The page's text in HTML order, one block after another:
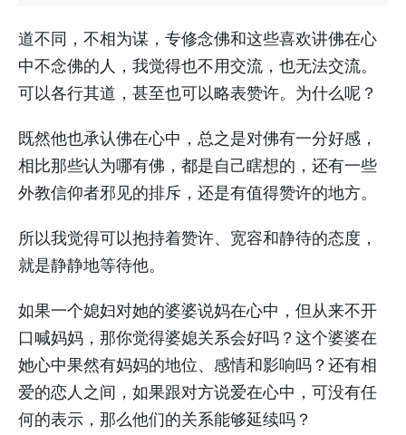
道不同，不相为谋，专修念佛和这些喜欢讲佛在心
中不念佛的人，我觉得也不用交流，也无法交流。
可以各行其道，甚至也可以略表赞许。为什么呢？
既然他也承认佛在心中，总之是对佛有一分好感，
相比那些认为哪有佛，都是自己瞎想的，还有一些
外教信仰者邪见的排斥，还是有值得赞许的地方。
所以我觉得可以抱持着赞许、宽容和静待的态度，
就是静静地等待他。
如果一个媳妇对她的婆婆说妈在心中，但从来不开
口喊妈妈，那你觉得婆媳关系会好吗？这个婆婆在
她心中果然有妈妈的地位、感情和影响吗？还有相
爱的恋人之间，如果跟对方说爱在心中，可没有任
何的表示，那么他们的关系能够延续吗？